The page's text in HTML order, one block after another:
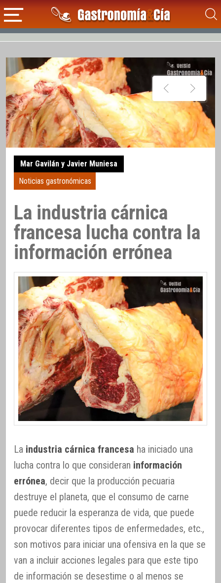
Mar Gavilán y Javier Muniesa
Noticias gastronómicas
La industria cárnica
francesa lucha contra la
información errónea
La industria cárnica francesa ha iniciado una
lucha contra lo que consideran información
errónea, decir que la producción pecuaria
destruye el planeta, que el consumo de carne
puede reducir la esperanza de vida, que puede
provocar diferentes tipos de enfermedades, etc.,
son motivos para iniciar una ofensiva en la que se
van a incluir acciones legales para que este tipo
de información se desestime o al menos se